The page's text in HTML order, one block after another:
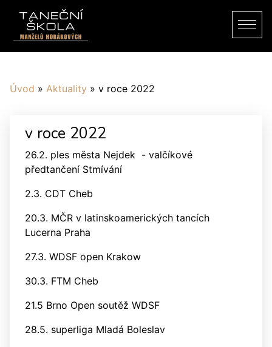
Úvod » Aktuality » v roce 2022
v roce 2022
26.2. ples města Nejdek - valčíkové
předtančení Stmívání
2.3. CDT Cheb
20.3. MČR v latinskoamerických tancích
Lucerna Praha
27.3. WDSF open Krakow
30.3. FTM Cheb
21.5 Brno Open soutěž WDSF
28.5. superliga Mladá Boleslav